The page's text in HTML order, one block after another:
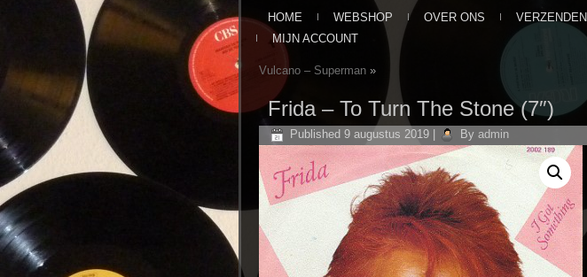
HOME WEBSHOP OVER ONS VERZENDEN
MIJN ACCOUNT
Vulcano ‎– Superman»
Frida ‎– To Turn The Stone (7″)
Published 9 augustus 2019| By admin